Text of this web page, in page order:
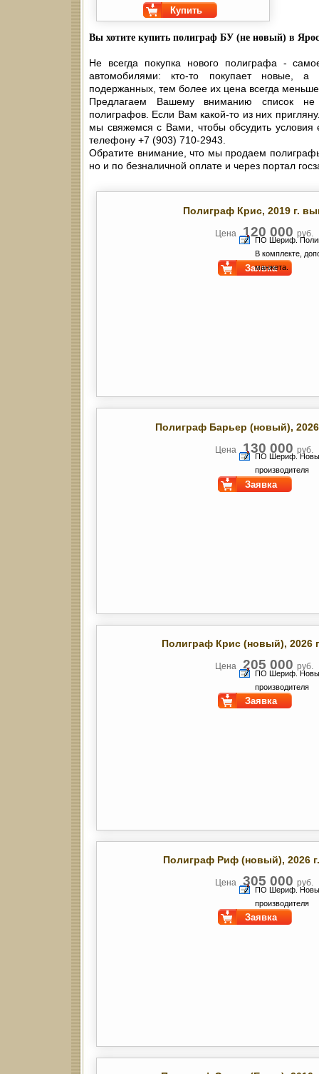
Купить
Вы хотите купить полиграф БУ (не новый) в
Не всегда покупка нового полиграфа -
автомобилями: кто-то покупает новые, а
подержанных, тем более их цена всегда
Предлагаем Вашему вниманию список не
полиграфов. Если Вам какой-то из них
мы свяжемся с Вами, чтобы обсудить условия
телефону +7 (903) 710-2943.
Обратите внимание, что мы продаем
но и по безналичной оплате и через портал
Полиграф Крис, 2019 г.
ПО Шериф.
В комплекте,
манжета.
Цена120 000 руб.
Заявка
Полиграф Барьер (новый),
ПО Шериф.
производителя
Цена130 000 руб.
Заявка
Полиграф Крис (новый), 2026
ПО Шериф.
производителя
Цена 205 000 руб.
Заявка
Полиграф Риф (новый), 2026
ПО Шериф.
производителя
Цена 305 000 руб.
Заявка